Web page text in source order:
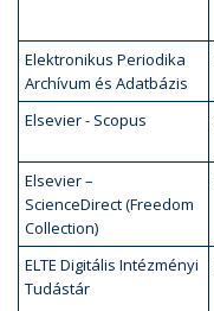
Elektronikus Periodika
Archívum és Adatbázis
Elsevier - Scopus
Elsevier –
ScienceDirect (Freedom
Collection)
ELTE Digitális Intézményi
Tudástár